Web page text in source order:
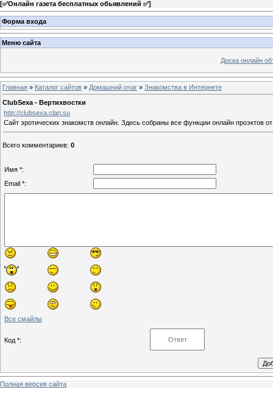
[✅Онлайн газета бесплатных обьявлений ✅]
Форма входа
Меню сайта
Доска онлайн
Главная » Каталог сайтов » Домашний очаг » Знакомства в Интернете
ClubSexa - Вертихвостки
http://clubsexa.clan.su
Сайт эротических знакомств онлайн. Здесь собраны все функции онлайн проэктов
Всего комментариев: 0
Имя *:
Email *:
Все смайлы
Код *:
Полная версия сайта